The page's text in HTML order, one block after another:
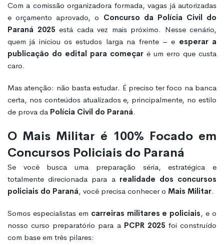
Com a comissão organizadora formada, vagas já autorizadas
e orçamento aprovado, o Concurso da Polícia Civil do
Paraná 2025 está cada vez mais próximo. Nesse cenário,
quem já iniciou os estudos larga na frente – e esperar a
publicação do edital para começar é um erro que custa
caro.
Mas atenção: não basta estudar. É preciso ter foco na banca
certa, nos conteúdos atualizados e, principalmente, no estilo
de prova da Polícia Civil do Paraná.
O Mais Militar é 100% Focado em
Concursos Policiais do Paraná
Se você busca uma preparação séria, estratégica e
totalmente direcionada para a realidade dos concursos
policiais do Paraná, você precisa conhecer o Mais Militar.
Somos especialistas em carreiras militares e policiais, e o
nosso curso preparatório para a PCPR 2025 foi construído
com base em três pilares: